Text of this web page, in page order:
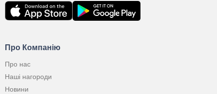
Про Компанію
Про нас
Наші нагороди
Новини